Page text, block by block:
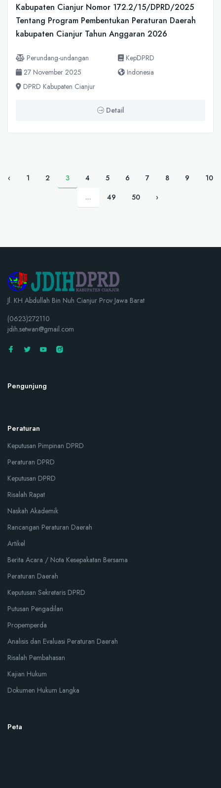
Kabupaten Cianjur Nomor 172.2/15/DPRD/2025
Tentang Program Pembentukan Peraturan Daerah
kabupaten Cianjur Tahun Anggaran 2026
Perundang-undangan
KepDPRD
27 November 2025
Indonesia
DPRD Kabupaten Cianjur
Detail
‹ 1 2 3 4 5 6 7 8 9
10
...
49 50 ›
Jl. KH Abdullah Bin Nuh Cianjur Prov Jawa Barat
(0623)272110
jdih.setwan@gmail.com
Pengunjung
Peraturan
Keputusan Pimpinan DPRD
Peraturan DPRD
Keputusan DPRD
Risalah Rapat
Naskah Akademik
Rancangan Peraturan Daerah
Artikel
Berita Acara / Nota Kesepakatan Bersama
Peraturan Daerah
Keputusan Sekretaris DPRD
Putusan Pengadilan
Propemperda
Analisis dan Evaluasi Peraturan Daerah
Risalah Pembahasan
Kajian Hukum
Dokumen Hukum Langka
Peta